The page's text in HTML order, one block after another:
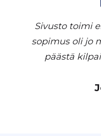
Sivusto toimi
sopimus oli jo
päästä